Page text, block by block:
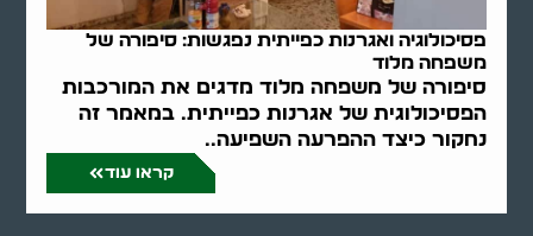
פסיכולוגיה ואגרנות כפייתית נפגשות: סיפורה של
משפחה מלוד
סיפורה של משפחה מלוד מדגים את המורכבות
הפסיכולוגית של אגרנות כפייתית. במאמר זה
נחקור כיצד ההפרעה השפיעה..
קראו עוד